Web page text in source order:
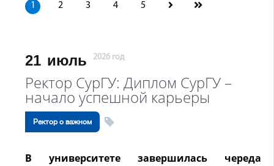
1 2 3 4 5
21 июль 2026 год
Ректор СурГУ: Диплом СурГУ –
начало успешной карьеры
Ректор о важном
В университете завершилась череда